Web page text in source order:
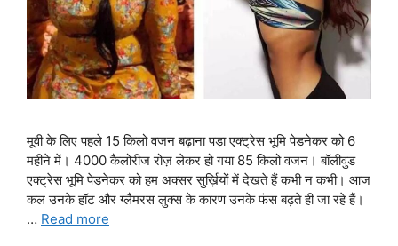
मूवी के लिए पहले 15 किलो वजन बढ़ाना पड़ा एक्ट्रेस भूमि पेडनेकर को 6
महीने में। 4000 कैलोरीज रोज़ लेकर हो गया 85 किलो वजन। बॉलीवुड
एक्ट्रेस भूमि पेडनेकर को हम अक्सर सुर्ख़ियों में देखते हैं कभी न कभी। आज
कल उनके हॉट और ग्लैमरस लुक्स के कारण उनके फंस बढ़ते ही जा रहे हैं।
… Read more